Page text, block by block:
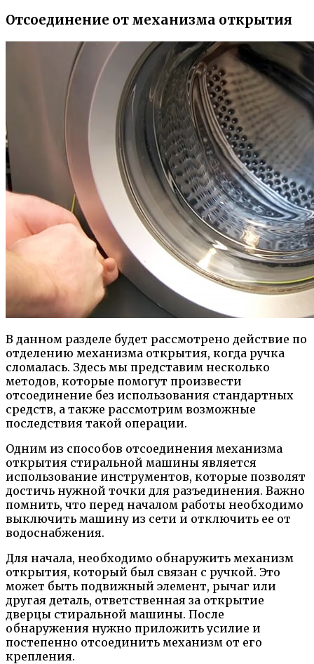
Отсоединение от механизма открытия
В данном разделе будет рассмотрено действие по
отделению механизма открытия, когда ручка
сломалась. Здесь мы представим несколько
методов, которые помогут произвести
отсоединение без использования стандартных
средств, а также рассмотрим возможные
последствия такой операции.
Одним из способов отсоединения механизма
открытия стиральной машины является
использование инструментов, которые позволят
достичь нужной точки для разъединения. Важно
помнить, что перед началом работы необходимо
выключить машину из сети и отключить ее от
водоснабжения.
Для начала, необходимо обнаружить механизм
открытия, который был связан с ручкой. Это
может быть подвижный элемент, рычаг или
другая деталь, ответственная за открытие
дверцы стиральной машины. После
обнаружения нужно приложить усилие и
постепенно отсоединить механизм от его
крепления.